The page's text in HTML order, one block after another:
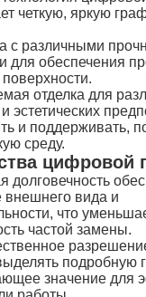
на заказ
переключатель
мембраны
мембраны PCB
четкую, яркую
с различными
для обеспечения
отделка для
эстетических
и поддерживать,
среду.
цифровой
долговечность
внешнего вида и
что
частой замены.
подробную
значение для